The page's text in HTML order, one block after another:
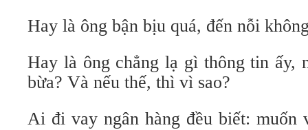
Hay là ông bận bịu quá, đến nỗi
Hay là ông chẳng lạ gì thông tin ấy,
bừa? Và nếu thế, thì vì sao?
Ai đi vay ngân hàng đều biết: muốn